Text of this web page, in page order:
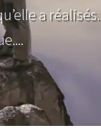
a
d'info